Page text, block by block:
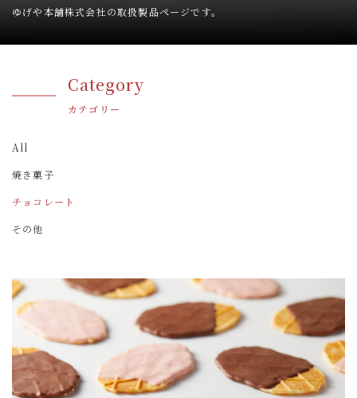
ゆげや本舗株式会社の取扱製品ページです。
Category
カテゴリー
All
焼き菓子
チョコレート
その他